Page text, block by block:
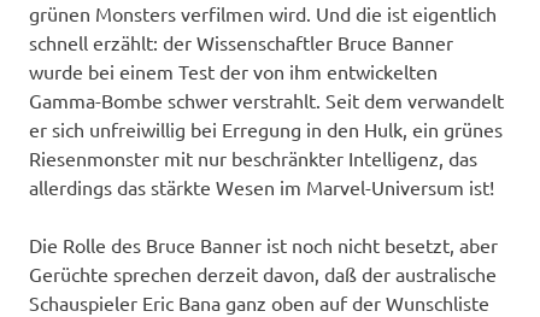
grünen Monsters verfilmen wird. Und die ist eigentlich
schnell erzählt: der Wissenschaftler Bruce Banner
wurde bei einem Test der von ihm entwickelten
Gamma-Bombe schwer verstrahlt. Seit dem verwandelt
er sich unfreiwillig bei Erregung in den Hulk, ein grünes
Riesenmonster mit nur beschränkter Intelligenz, das
allerdings das stärkte Wesen im Marvel-Universum ist!
Die Rolle des Bruce Banner ist noch nicht besetzt, aber
Gerüchte sprechen derzeit davon, daß der australische
Schauspieler Eric Bana ganz oben auf der Wunschliste